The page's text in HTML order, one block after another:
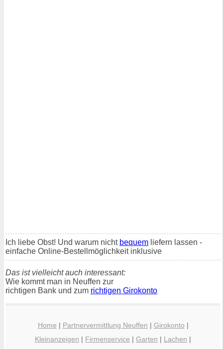
Ich liebe Obst! Und warum nicht bequem liefern lassen -
einfache Online-Bestellmöglichkeit inklusive
Das ist vielleicht auch interessant:
Wie kommt man in Neuffen zur
richtigen Bank und zum richtigen Girokonto
Home | Partnervermittlung Neuffen | Girokonto |
Kleinanzeigen | Firmenservice | Garten | Lachen |